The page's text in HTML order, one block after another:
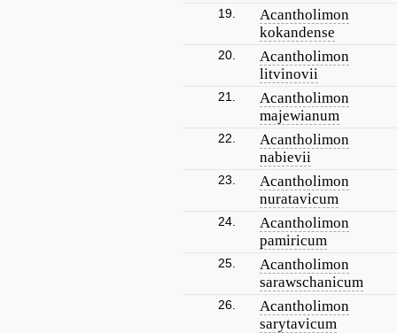
19.
Acantholimon
kokandense
20.
Acantholimon
litvinovii
21.
Acantholimon
majewianum
22.
Acantholimon
nabievii
23.
Acantholimon
nuratavicum
24.
Acantholimon
pamiricum
25.
Acantholimon
sarawschanicum
26.
Acantholimon
sarytavicum